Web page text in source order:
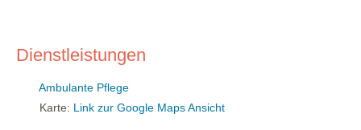
Dienstleistungen
Ambulante Pflege
Karte: Link zur Google Maps Ansicht